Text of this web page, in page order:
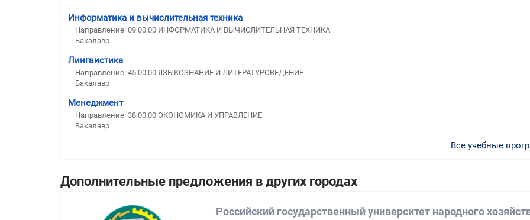
Информатика и вычислительная техника
Направление: 09.00.00 ИНФОРМАТИКА И ВЫЧИСЛИТЕЛЬНАЯ ТЕХНИКА
Бакалавр
Лингвистика
Направление: 45.00.00 ЯЗЫКОЗНАНИЕ И ЛИТЕРАТУРОВЕДЕНИЕ
Бакалавр
Менеджмент
Направление: 38.00.00 ЭКОНОМИКА И УПРАВЛЕНИЕ
Бакалавр
Все учебные
Дополнительные предложения в других городах
Российский государственный университет народного